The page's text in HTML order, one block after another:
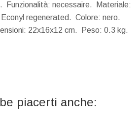
Funzionalità: necessaire. Materiale:
regenerated. Colore: nero.
22x16x12 cm. Peso: 0.3 kg.
piacerti anche: